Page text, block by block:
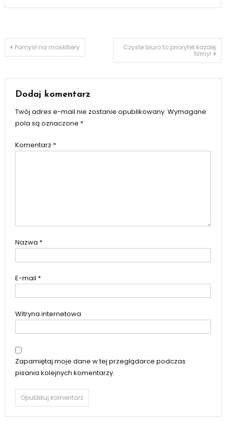
Nawigacja
Pomysł na moskitiery Czyste biuro to priorytet każdej
firmy!
Dodaj komentarz
Twój adres e-mail nie zostanie opublikowany. Wymagane
pola są oznaczone *
Komentarz *
Nazwa *
E-mail *
Witryna internetowa
Zapamiętaj moje dane w tej przeglądarce podczas
pisania kolejnych komentarzy.